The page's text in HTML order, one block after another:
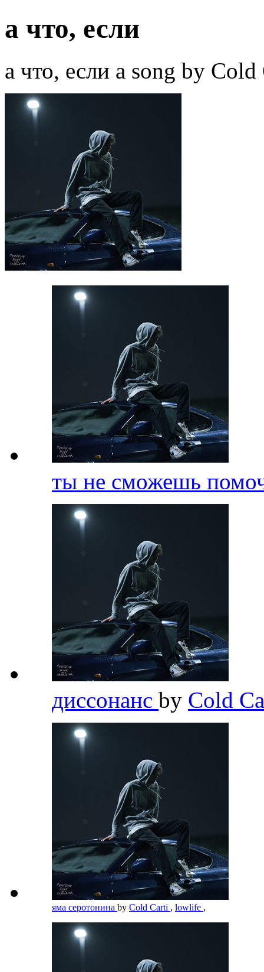
а что, если
а что, если a song by
ты не сможешь
диссонанс by Cold
яма серотонина by Cold Carti , lowlife ,